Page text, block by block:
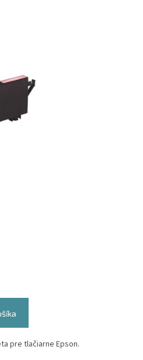
pre tlačiarne Epson.